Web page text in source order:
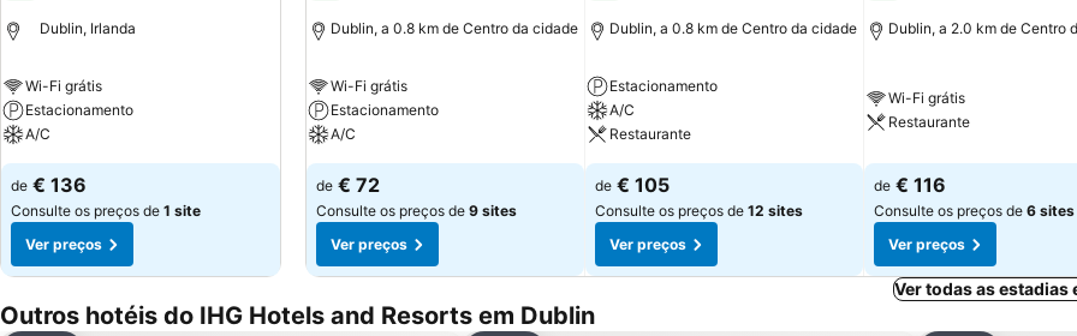
Dublin, Irlanda
Wi-Fi grátis
Estacionamento
A/C
de € 136
Consulte os preços de 1 site
Ver preços
Dublin, a 0.8 km de Centro da cidade
Wi-Fi grátis
Estacionamento
A/C
de € 72
Consulte os preços de 9 sites
Ver preços
Dublin, a 0.8 km de Centro da cidade
Estacionamento
A/C
Restaurante
de € 105
Consulte os preços de 12 sites
Ver preços
Dublin, a 2.0 km de Centro
Wi-Fi grátis
Restaurante
de € 116
Consulte os preços de 6 sites
Ver preços
Ver todas as estadias
Outros hotéis do IHG Hotels and Resorts em Dublin